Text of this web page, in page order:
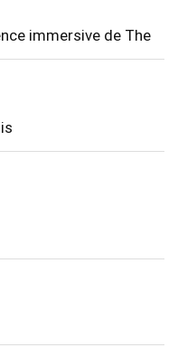
immersive de The